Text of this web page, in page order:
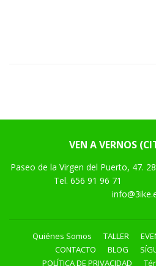
VEN A VERNOS
Paseo de la Virgen del Puerto, 47.
Tel. 656 91 96 71
Quiénes Somos TALLER
CONTACTO
BLOG
POLÍTICA DE PRIVACIDAD